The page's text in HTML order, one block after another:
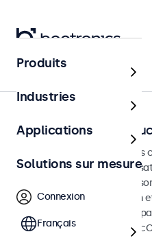
Écrans tactiles
Écrans tactiles 19
Écrans tactiles de 19
professionnelles et une
écran tactile de 19 pouces
n'importe quelle application
environnement et sont
d'exploitation Windows,
Produits
Industries
Applications
Solutions sur mesure
Connexion
Français